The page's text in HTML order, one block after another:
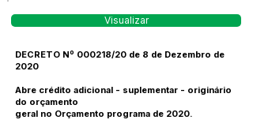
Visualizar
DECRETO Nº 000218/20 de 8 de Dezembro de
2020
Abre crédito adicional - suplementar - originário
do orçamento
geral no Orçamento programa de 2020.